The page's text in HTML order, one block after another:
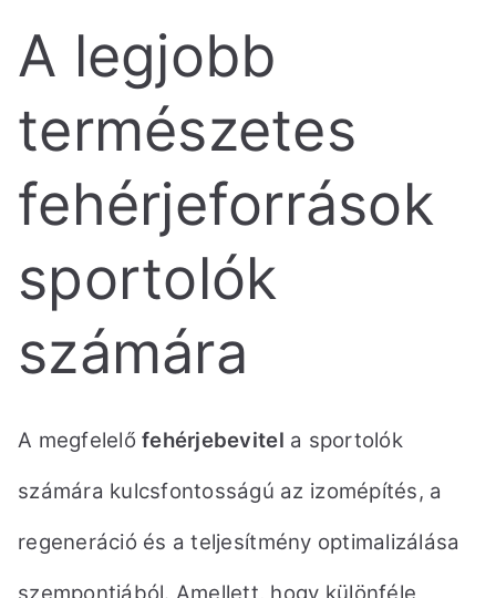
A legjobb
természetes
fehérjeforrások
sportolók
számára
A megfelelőfehérjebevitel a sportolók
számára kulcsfontosságú az izomépítés, a
regeneráció és a teljesítmény optimalizálása